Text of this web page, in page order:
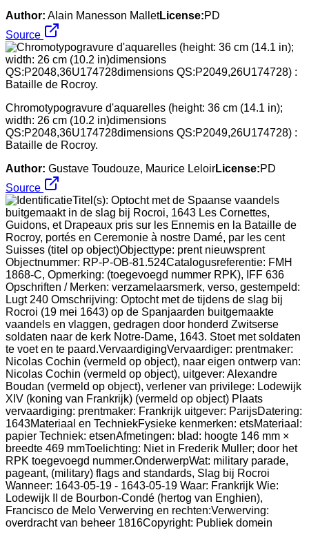
Author: Alain Manesson MalletLicense:PD
Source
Chromotypogravure d'aquarelles (height: 36 cm (14.1 in);
width: 26 cm (10.2 in)dimensions
QS:P2048,36U174728dimensions QS:P2049,26U174728) :
Bataille de Rocroy.
Author: Gustave Toudouze, Maurice LeloirLicense:PD
Source